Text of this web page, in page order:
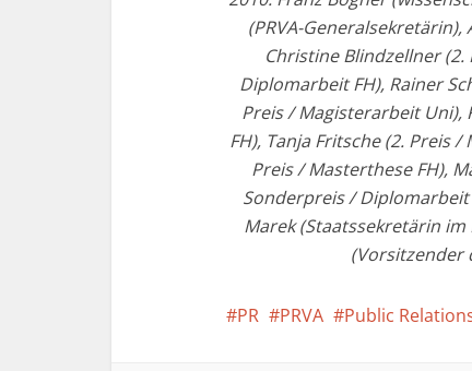
(PRVA-
Christine Blindzellner
Diplomarbeit FH), Rainer
Preis / Magisterarbeit
FH), Tanja Fritsche (2. Preis
Preis / Masterthese FH),
Sonderpreis / Diplomarbeit
Marek (Staatssekretärin im
(Vorsitzender
PR PRVA Public